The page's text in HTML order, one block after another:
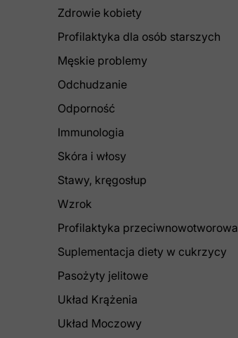
Zdrowie kobiety
Profilaktyka dla osób starszych
Męskie problemy
Odchudzanie
Odporność
Immunologia
Skóra i włosy
Stawy, kręgosłup
Wzrok
Profilaktyka przeciwnowotworowa
Suplementacja diety w cukrzycy
Pasożyty jelitowe
Układ Krążenia
Układ Moczowy